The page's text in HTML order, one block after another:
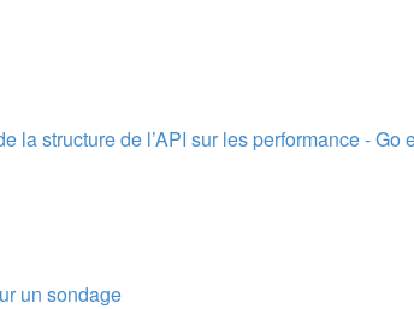
la structure de l’API sur les performance - Go
un sondage